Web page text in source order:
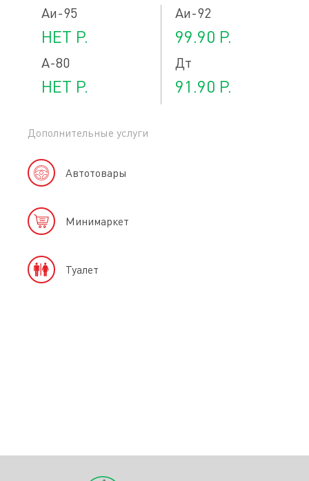
Аи-95
НЕТ Р.
Аи-92
99.90 Р.
А-80
НЕТ Р.
Дт
91.90 Р.
Дополнительные услуги
Автотовары
Минимаркет
Туалет